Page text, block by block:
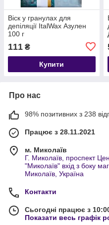
Віск у гранулах для
депіляції ItalWax Азулен
100 г
111 ₴
Купити
Про нас
98% позитивних з 238
Працює з 28.11.2021
м. Миколаїв
Г. Миколаїв, проспект
"Миколаїв" вхід з боку
Миколаїв, Україна
Контакти
Сьогодні працює з
Показати весь графік